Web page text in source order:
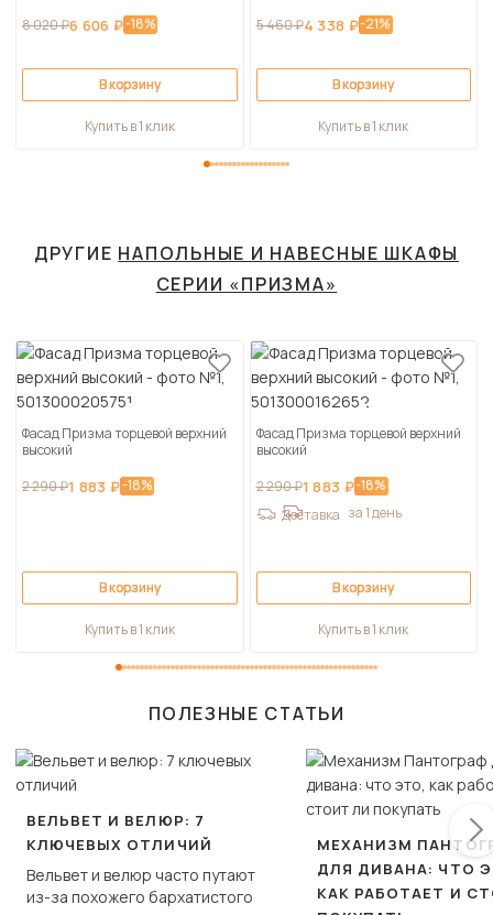
8 020 ₽6 606 ₽-18%
В корзину
Купить в 1 клик
5 460 ₽4 338 ₽-21%
В корзину
Купить в 1 клик
ДРУГИЕ НАПОЛЬНЫЕ И НАВЕСНЫЕ ШКАФЫ
СЕРИИ «ПРИЗМА»
Фасад Призма торцевой верхний
высокий
2 290 ₽1 883 ₽-18%
В корзину
Купить в 1 клик
Фасад Призма торцевой верхний
высокий
2 290 ₽1 883 ₽-18%
Доставка за 1 день
В корзину
Купить в 1 клик
ПОЛЕЗНЫЕ СТАТЬИ
ВЕЛЬВЕТ И ВЕЛЮР: 7
КЛЮЧЕВЫХ ОТЛИЧИЙ
Вельвет и велюр часто путают
из-за похожего бархатистого
МЕХАНИЗМ
ДЛЯ ДИВАНА: ЧТО
КАК РАБОТАЕТ И